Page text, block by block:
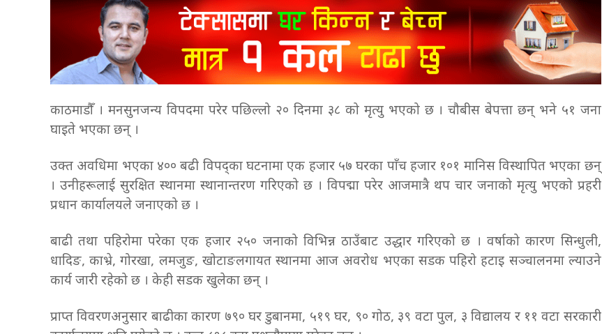
काठमाडौँ । मनसुनजन्य विपदमा परेर पछिल्लो २० दिनमा ३८ को मृत्यु भएको छ । चौबीस बेपत्ता छन् भने ५१ जना
घाइते भएका छन् ।
उक्त अवधिमा भएका ४०० बढी विपद्का घटनामा एक हजार ५७ घरका पाँच हजार १०१ मानिस विस्थापित भएका छन्
। उनीहरूलाई सुरक्षित स्थानमा स्थानान्तरण गरिएको छ । विपद्मा परेर आजमात्रै थप चार जनाको मृत्यु भएको प्रहरी
प्रधान कार्यालयले जनाएको छ ।
बाढी तथा पहिरोमा परेका एक हजार २५० जनाको विभिन्न ठाउँबाट उद्धार गरिएको छ । वर्षाको कारण सिन्धुली,
धादिङ, काभ्रे, गोरखा, लमजुङ, खोटाङलगायत स्थानमा आज अवरोध भएका सडक पहिरो हटाइ सञ्चालनमा ल्याउने
कार्य जारी रहेको छ । केही सडक खुलेका छन् ।
प्राप्त विवरणअनुसार बाढीका कारण ७९० घर डुबानमा, ५१९ घर, ९० गोठ, ३९ वटा पुल, ३ विद्यालय र ११ वटा सरकारी